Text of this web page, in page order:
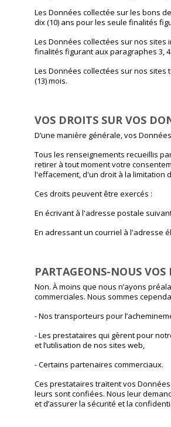
Les Données collectée sur les bons
dix (10) ans pour les seule finalités
Les Données collectées sur nos
finalités figurant aux paragraphes 3,
Les Données collectées sur nos
(13) mois.
VOS DROITS SUR VOS
D’une manière générale, vos
Tous les renseignements recueillis
retirer à tout moment votre
l'effacement, d'un droit à la limitation
Ces droits peuvent être exercés :
En écrivant à l'adresse postale
En adressant un courriel à l'adresse
PARTAGEONS-NOUS VOS
Non. À moins que nous n’ayons
commerciales. Nous sommes
- Nos transporteurs pour
- Les prestataires qui gèrent pour
et l’utilisation de nos sites web,
- Certains partenaires commerciaux.
Ces prestataires traitent vos
leurs sont confiées. Nous leur
et d’assurer la sécurité et la